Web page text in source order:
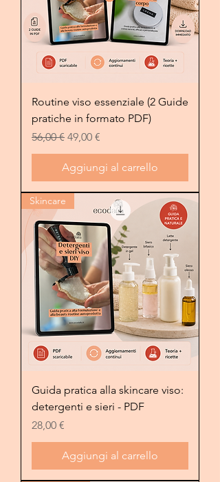
Routine viso essenziale (2 Guide
pratiche in formato PDF)
Prezzo regolare
56,00 € Prezzo scontato
49,00 €
Aggiungi al carrello
Skincare
Guida pratica alla skincare viso:
detergenti e sieri - PDF
Prezzo
28,00 €
Aggiungi al carrello